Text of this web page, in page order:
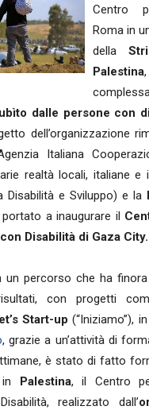
Centro
Roma in
della
Palestina
dalle persone con
dell’organizzazione
Italiana
realtà locali, italiane e
Disabilità e Sviluppo) e la
a inaugurare il
Disabilità di Gaza City.
un percorso che ha
con progetti
Start-up (“Iniziamo”),
, grazie a un’attività di
è stato di fatto
Palestina, il Centro
realizzato dall’